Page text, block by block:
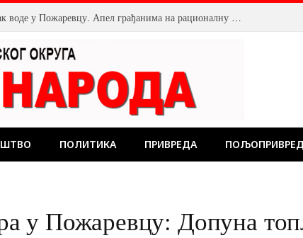
Смањен притисак воде у Пожаревцу. Апел грађанима на рационалну потрошњу
ПОЛИТИКА ПРИВРЕДА
у Пожаревцу: Допуна